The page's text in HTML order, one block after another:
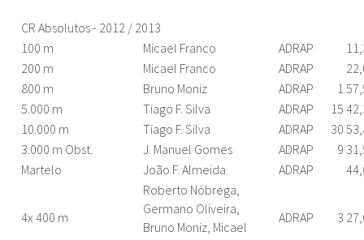
CR Absolutos - 2012 / 2013
100 m
Micael Franco ADRAP
200 m
Micael Franco ADRAP
800 m
Bruno Moniz ADRAP
1
5.000 m
Tiago F. Silva ADRAP
15
10.000 m
Tiago F. Silva ADRAP
30
3.000 m Obst.
J. Manuel Gomes ADRAP
9
Martelo
João F. Almeida ADRAP
4x 400 m
Roberto Nóbrega,
Germano Oliveira,
Bruno Moniz, Micael
ADRAP 3